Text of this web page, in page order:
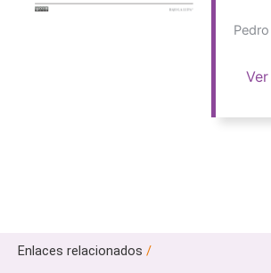
Enlaces relacionados /